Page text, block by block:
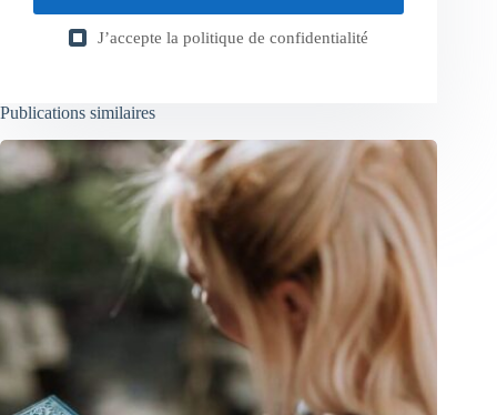
J’accepte la politique de confidentialité
Publications similaires